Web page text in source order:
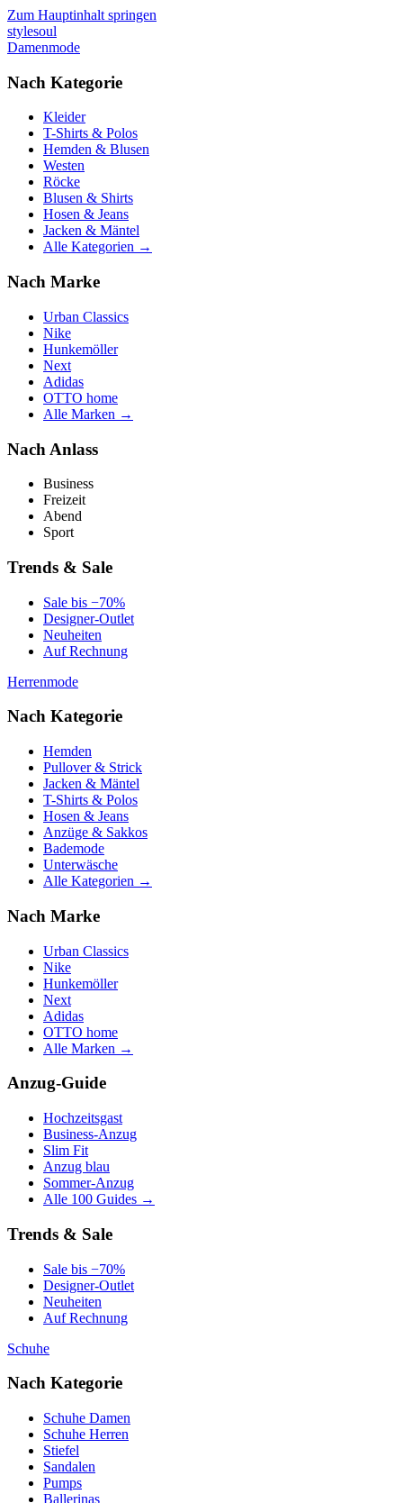
Zum Hauptinhalt springen
stylesoul
Damenmode
Nach Kategorie
Kleider
T-Shirts & Polos
Hemden & Blusen
Westen
Röcke
Blusen & Shirts
Hosen & Jeans
Jacken & Mäntel
Alle Kategorien →
Nach Marke
Urban Classics
Nike
Hunkemöller
Next
Adidas
OTTO home
Alle Marken →
Nach Anlass
Business
Freizeit
Abend
Sport
Trends & Sale
Sale bis −70%
Designer-Outlet
Neuheiten
Auf Rechnung
Herrenmode
Nach Kategorie
Hemden
Pullover & Strick
Jacken & Mäntel
T-Shirts & Polos
Hosen & Jeans
Anzüge & Sakkos
Bademode
Unterwäsche
Alle Kategorien →
Nach Marke
Urban Classics
Nike
Hunkemöller
Next
Adidas
OTTO home
Alle Marken →
Anzug-Guide
Hochzeitsgast
Business-Anzug
Slim Fit
Anzug blau
Sommer-Anzug
Alle 100 Guides →
Trends & Sale
Sale bis −70%
Designer-Outlet
Neuheiten
Auf Rechnung
Schuhe
Nach Kategorie
Schuhe Damen
Schuhe Herren
Stiefel
Sandalen
Pumps
Ballerinas